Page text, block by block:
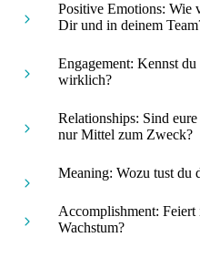
Positive Emotions: Wie
Dir und in deinem
Engagement: Kennst du
wirklich?
Relationships: Sind
nur Mittel zum Zweck?
Meaning: Wozu tust du
Accomplishment: Feiert
Wachstum?